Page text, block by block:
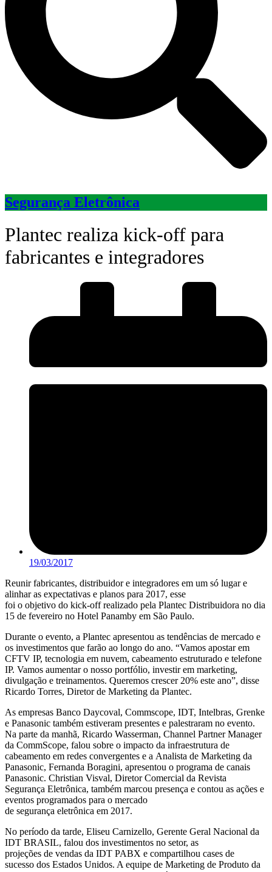
Segurança Eletrônica
Plantec realiza kick-off para
fabricantes e integradores
19/03/2017
Reunir fabricantes, distribuidor e integradores em um só lugar e
alinhar as expectativas e planos para 2017, esse
foi o objetivo do kick-off realizado pela Plantec Distribuidora no dia
15 de fevereiro no Hotel Panamby em São Paulo.
Durante o evento, a Plantec apresentou as tendências de mercado e
os investimentos que farão ao longo do ano. “Vamos apostar em
CFTV IP, tecnologia em nuvem, cabeamento estruturado e telefone
IP. Vamos aumentar o nosso portfólio, investir em marketing,
divulgação e treinamentos. Queremos crescer 20% este ano”, disse
Ricardo Torres, Diretor de Marketing da Plantec.
As empresas Banco Daycoval, Commscope, IDT, Intelbras, Grenke
e Panasonic também estiveram presentes e palestraram no evento.
Na parte da manhã, Ricardo Wasserman, Channel Partner Manager
da CommScope, falou sobre o impacto da infraestrutura de
cabeamento em redes convergentes e a Analista de Marketing da
Panasonic, Fernanda Boragini, apresentou o programa de canais
Panasonic. Christian Visval, Diretor Comercial da Revista
Segurança Eletrônica, também marcou presença e contou as ações e
eventos programados para o mercado
de segurança eletrônica em 2017.
No período da tarde, Eliseu Carnizello, Gerente Geral Nacional da
IDT BRASIL, falou dos investimentos no setor, as
projeções de vendas da IDT PABX e compartilhou cases de
sucesso dos Estados Unidos. A equipe de Marketing de Produto da